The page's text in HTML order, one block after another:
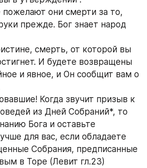
пожелают они смерти за то,
прежде. Бог знает народ
смерть, от которой вы
И будете возвращены
и явное, и Он сообщит вам о
Когда звучит призыв к
из Дней Собраний*, то
Бога и оставьте
для вас, если обладаете
Собрания, предписанные
в Торе (Левит гл.23)